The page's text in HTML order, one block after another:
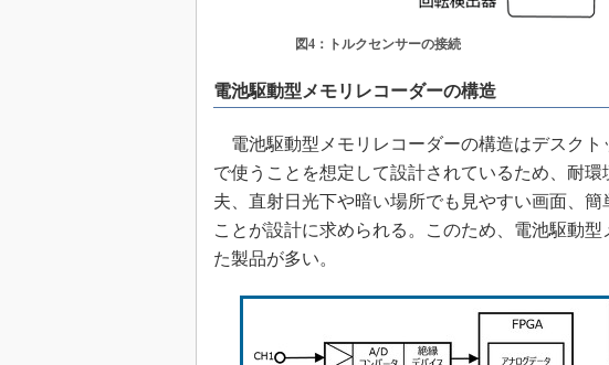
図4：トルクセンサーの接続
電池駆動型メモリレコーダーの構造
電池駆動型メモリレコーダーの構造はデスク
で使うことを想定して設計されているため、耐
夫、直射日光下や暗い場所でも見やすい画面、
ことが設計に求められる。このため、電池駆動
た製品が多い。